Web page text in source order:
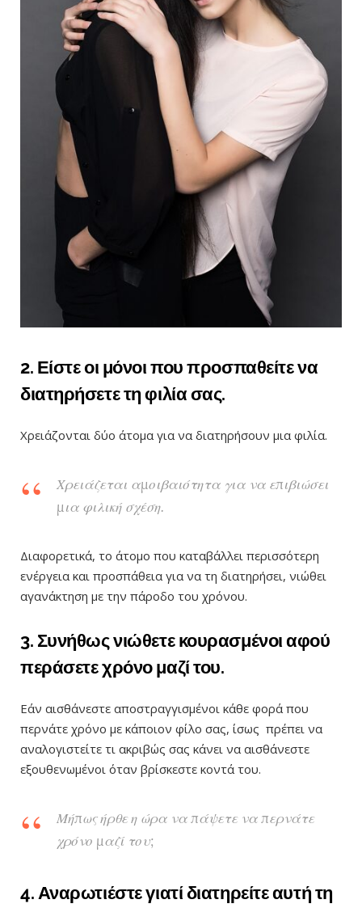
2. Είστε οι μόνοι που προσπαθείτε να
διατηρήσετε τη φιλία σας.
Χρειάζονται δύο άτομα για να διατηρήσουν μια φιλία.
Χρειάζεται αμοιβαιότητα για να επιβιώσει
μια φιλική σχέση.
Διαφορετικά, το άτομο που καταβάλλει περισσότερη
ενέργεια και προσπάθεια για να τη διατηρήσει, νιώθει
αγανάκτηση με την πάροδο του χρόνου.
3. Συνήθως νιώθετε κουρασμένοι αφού
περάσετε χρόνο μαζί του.
Εάν αισθάνεστε αποστραγγισμένοι κάθε φορά που
περνάτε χρόνο με κάποιον φίλο σας, ίσως πρέπει να
αναλογιστείτε τι ακριβώς σας κάνει να αισθάνεστε
εξουθενωμένοι όταν βρίσκεστε κοντά του.
Μήπως ήρθε η ώρα να πάψετε να περνάτε
χρόνο μαζί του;
4. Αναρωτιέστε γιατί διατηρείτε αυτή τη